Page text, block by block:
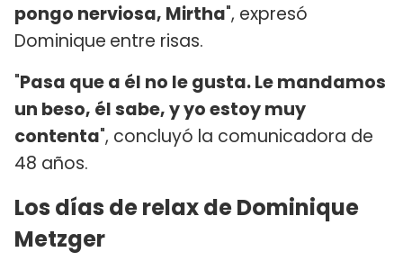
pongo nerviosa, Mirtha", expresó
Dominique entre risas.
"Pasa que a él no le gusta.Le mandamos
un beso, él sabe, y yo estoy muy
contenta", concluyó la comunicadora de
48 años.
Los días de relax de Dominique
Metzger